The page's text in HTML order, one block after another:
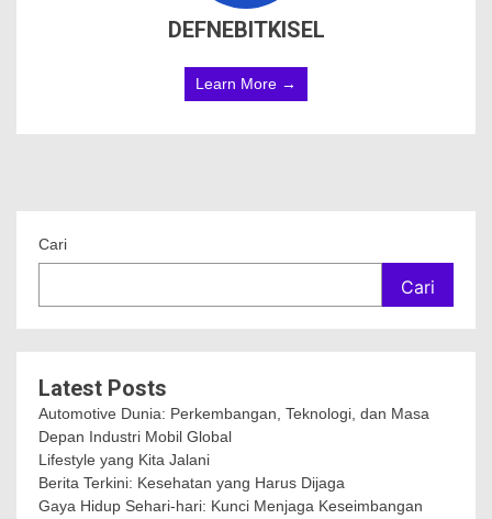
DEFNEBITKISEL
Learn More →
Cari
Cari
Latest Posts
Automotive Dunia: Perkembangan, Teknologi, dan Masa
Depan Industri Mobil Global
Lifestyle yang Kita Jalani
Berita Terkini: Kesehatan yang Harus Dijaga
Gaya Hidup Sehari-hari: Kunci Menjaga Keseimbangan